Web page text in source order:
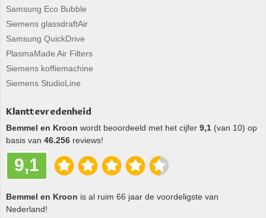
Samsung Eco Bubble
Siemens glassdraftAir
Samsung QuickDrive
PlasmaMade Air Filters
Siemens koffiemachine
Siemens StudioLine
Klanttevredenheid
Bemmel en Kroon wordt beoordeeld met het cijfer 9,1 (van 10) op
basis van 46.256 reviews!
9,1
Bemmel en Kroon is al ruim 66 jaar de voordeligste van
Nederland!